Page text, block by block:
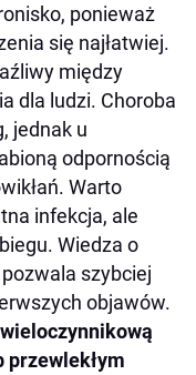
ponieważ
się najłatwiej.
między
dla ludzi. Choroba
jednak u
odpornością
Warto
infekcja, ale
Wiedza o
szybciej
objawów.